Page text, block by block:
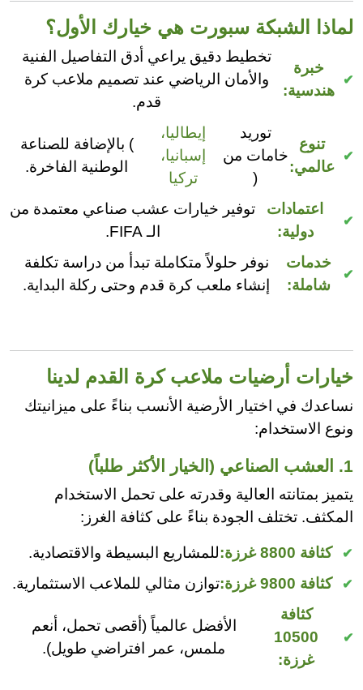
لماذا الشبكة سبورت هي خيارك الأول؟
خبرة
هندسية:
تخطيط دقيق يراعي أدق التفاصيل الفنية
والأمان الرياضي عند تصميم ملاعب كرة
قدم.
تنوع
عالمي:
توريد
خامات من
(
إيطاليا،
إسبانيا،
تركيا
) بالإضافة للصناعة
الوطنية الفاخرة.
اعتمادات
دولية:
توفير خيارات عشب صناعي معتمدة من
الـ FIFA.
خدمات
شاملة:
نوفر حلولاً متكاملة تبدأ من دراسة تكلفة
إنشاء ملعب كرة قدم وحتى ركلة البداية.
خيارات أرضيات ملاعب كرة القدم لدينا
نساعدك في اختيار الأرضية الأنسب بناءً على ميزانيتك
ونوع الاستخدام:
1. العشب الصناعي (الخيار الأكثر طلباً)
يتميز بمتانته العالية وقدرته على تحمل الاستخدام
المكثف. تختلف الجودة بناءً على كثافة الغرز:
كثافة 8800 غرزة:
للمشاريع البسيطة والاقتصادية.
كثافة 9800 غرزة:
توازن مثالي للملاعب الاستثمارية.
كثافة
10500
غرزة:
الأفضل عالمياً (أقصى تحمل، أنعم
ملمس، عمر افتراضي طويل).